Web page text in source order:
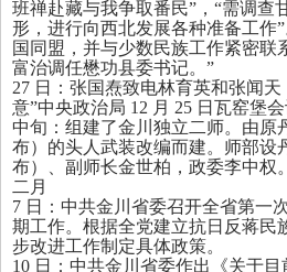
班禅赴藏与我争取番民”，“需调查
形，进行向西北发展各种准备工作
国同盟，并与少数民族工作紧密联
富治调任懋功县委书记。”
27 日：张国焘致电林育英和张闻
意”中央政治局 12 月 25 日瓦窑堡会
中旬：组建了金川独立二师。由原
布）的头人武装改编而建。师部设
布）、副师长金世柏，政委李中权。
二月
7 日：中共金川省委召开全省第一
期工作。根据全党建立抗日反蒋民
步改进工作制定具体政策。
10 日：中共金川省委作出《关于